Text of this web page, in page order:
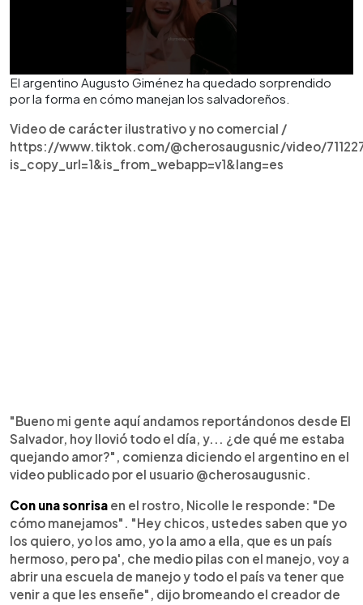
El argentino Augusto Giménez ha quedado sorprendido
por la forma en cómo manejan los salvadoreños.
Video de carácter ilustrativo y no comercial /
https://www.tiktok.com/@cherosaugusnic/video/
is_copy_url=1&is_from_webapp=v1&lang=es
"Bueno mi gente aquí andamos reportándonos desde El
Salvador, hoy llovió todo el día, y... ¿de qué me estaba
quejando amor?", comienza diciendo el argentino en el
video publicado por el usuario @cherosaugusnic.
Con una sonrisa en el rostro, Nicolle le responde: "De
cómo manejamos". "Hey chicos, ustedes saben que yo
los quiero, yo los amo, yo la amo a ella, que es un país
hermoso, pero pa', che medio pilas con el manejo, voy a
abrir una escuela de manejo y todo el país va tener que
venir a que les enseñe", dijo bromeando el creador de